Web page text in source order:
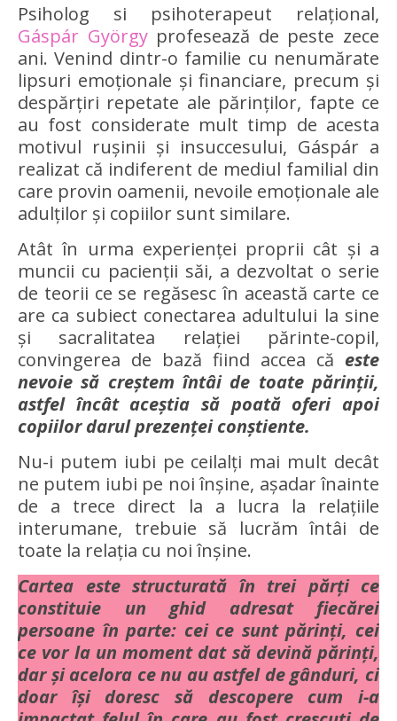
Psiholog si psihoterapeut relațional,
Gáspár György profesează de peste zece
ani. Venind dintr-o familie cu nenumărate
lipsuri emoționale și financiare, precum și
despărțiri repetate ale părinților, fapte ce
au fost considerate mult timp de acesta
motivul rușinii și insuccesului, Gáspár a
realizat că indiferent de mediul familial din
care provin oamenii, nevoile emoționale ale
adulților și copiilor sunt similare.
Atât în urma experienței proprii cât și a
muncii cu pacienții săi, a dezvoltat o serie
de teorii ce se regăsesc în această carte ce
are ca subiect conectarea adultului la sine
și sacralitatea relației părinte-copil,
convingerea de bază fiind accea că este
nevoie să creștem întâi de toate părinții,
astfel încât aceștia să poată oferi apoi
copiilor darul prezenței conștiente.
Nu-i putem iubi pe ceilalți mai mult decât
ne putem iubi pe noi înșine, așadar înainte
de a trece direct la a lucra la relațiile
interumane, trebuie să lucrăm întâi de
toate la relația cu noi înșine.
Cartea este structurată în trei părți ce
constituie un ghid adresat fiecărei
persoane în parte: cei ce sunt părinți, cei
ce vor la un moment dat să devină părinți,
dar și acelora ce nu au astfel de gânduri, ci
doar își doresc să descopere cum i-a